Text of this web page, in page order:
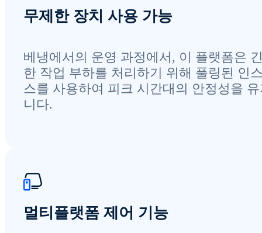
무제한 장치 사용 가능
베냉에서의 운영 과정에서, 이 플랫폼은
한 작업 부하를 처리하기 위해 풀링된 인
스를 사용하여 피크 시간대의 안정성을
니다.
멀티플랫폼 제어 기능